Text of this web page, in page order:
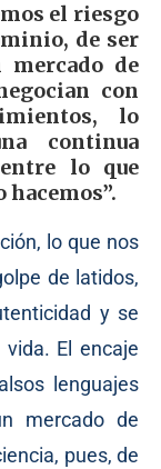
el riesgo
de ser
mercado de
con
lo
continua
lo que
hacemos”.
lo que nos
de latidos,
y se
El encaje
lenguajes
mercado de
pues, de